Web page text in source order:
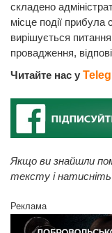
складено
місце події прибула
вирішується
провадження,
Читайте нас у
Якщо ви знайшли
тексту і
Реклама